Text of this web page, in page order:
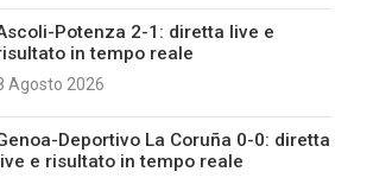
Potenza 2-1: diretta live e
in tempo reale
Agosto 2026
Deportivo La Coruña 0-0: diretta
e risultato in tempo reale